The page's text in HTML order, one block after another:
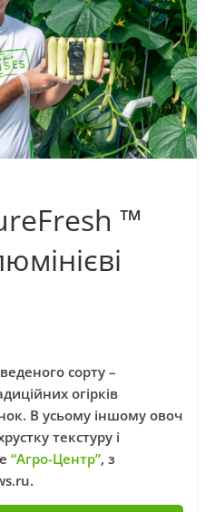
™
сорту –
огірків
В усьому іншому овоч
текстуру і
“Агро-Центр”, з